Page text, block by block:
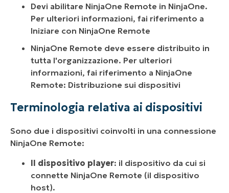
Devi abilitare NinjaOne Remote in NinjaOne.
Per ulteriori informazioni, fai riferimento a
Iniziare con NinjaOne Remote
NinjaOne Remote deve essere distribuito in
tutta l'organizzazione. Per ulteriori
informazioni, fai riferimento a NinjaOne
Remote: Distribuzione sui dispositivi
Terminologia relativa ai dispositivi
Sono due i dispositivi coinvolti in una connessione
NinjaOne Remote:
Il dispositivo player: il dispositivo da cui si
connette NinjaOne Remote (il dispositivo
host).